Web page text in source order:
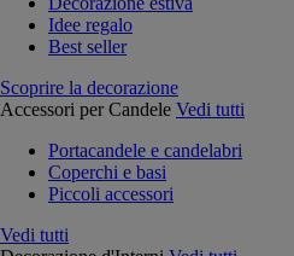
Idee regalo
Best seller
Scoprire la decorazione
Accessori per Candele Vedi tutti
Portacandele e candelabri
Coperchi e basi
Piccoli accessori
Vedi tutti